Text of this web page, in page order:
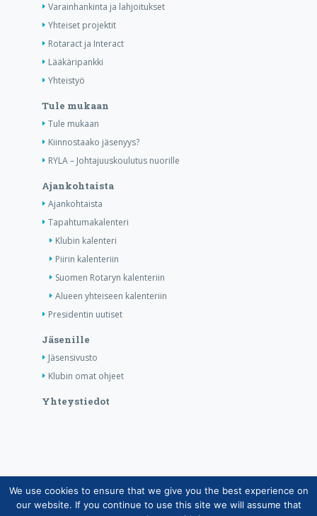
Varainhankinta ja lahjoitukset
Yhteiset projektit
Rotaract ja Interact
Lääkäripankki
Yhteistyö
Tule mukaan
Tule mukaan
Kiinnostaako jäsenyys?
RYLA – Johtajuuskoulutus nuorille
Ajankohtaista
Ajankohtaista
Tapahtumakalenteri
Klubin kalenteri
Piirin kalenteriin
Suomen Rotaryn kalenteriin
Alueen yhteiseen kalenteriin
Presidentin uutiset
Jäsenille
Jäsensivusto
Klubin omat ohjeet
Yhteystiedot
Copyright © Suomen Rotarypalvelu ry 2026 |
Jäsentietojärjestelmän tietosuojaseloste|Henkilötietojen
We use cookies to ensure that we give you the best experience on
our website. If you continue to use this site we will assume that